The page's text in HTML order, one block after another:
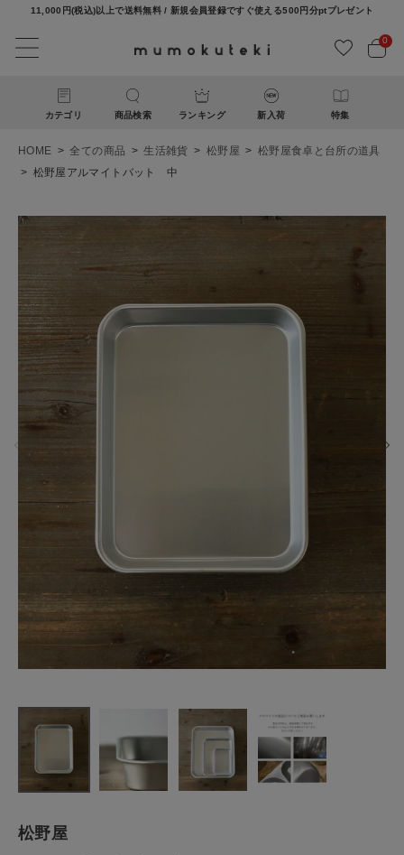
11,000円(税込)以上で送料無料 / 新規会員登録ですぐ使える500円分ptプレゼント
0
カテゴリ 商品検索 ランキング 新入荷 特集
ACCOUNT MENU
ようこそ ゲスト 様
ログイン
¥ 1,870
(税込)
ナチュラル服
ファッション雑貨
HOME 全ての商品 生活雑貨 松野屋
松野屋食卓と台所の道具
松野屋アルマイトバット 中
松野屋